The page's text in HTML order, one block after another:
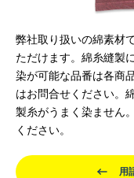
弊社取り扱いの綿素材
ただけます。綿糸縫製
染が可能な品番は各商
はお問合せください。
製糸がうまく染ません
ください。
用